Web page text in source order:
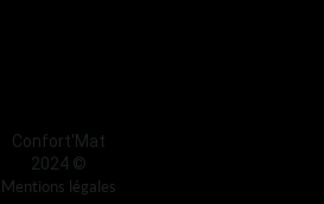
Confort'Mat
2024 ©
Mentions légales